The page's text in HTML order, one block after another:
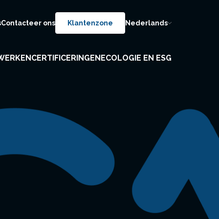
Contacteer ons Klantenzone Nederlands
CERTIFICERINGENECOLOGIE EN ESG